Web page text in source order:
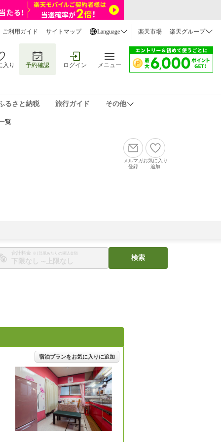
ご利用ガイド サイトマップ Language 楽天市場 楽天グループ
入り 予約確認 ログイン メニュー
るさと納税 旅行ガイド その他
覧
メルマガ
登録
お気に入り
追加
合計料金 ※1部屋あたりの税込金額
〜
検索
宿泊プランをお気に入りに追加